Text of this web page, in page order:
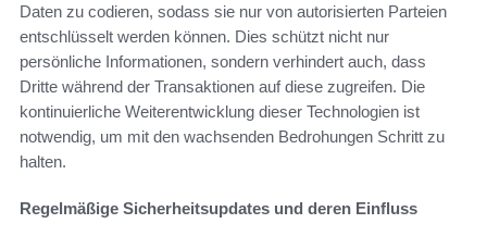
Daten zu codieren, sodass sie nur von autorisierten Parteien
entschlüsselt werden können. Dies schützt nicht nur
persönliche Informationen, sondern verhindert auch, dass
Dritte während der Transaktionen auf diese zugreifen. Die
kontinuierliche Weiterentwicklung dieser Technologien ist
notwendig, um mit den wachsenden Bedrohungen Schritt zu
halten.
Regelmäßige Sicherheitsupdates und deren Einfluss